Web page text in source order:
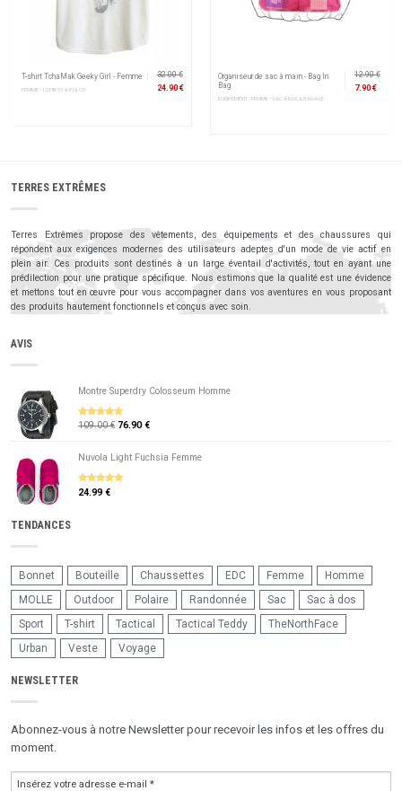
T-shirt TchaMak Geeky Girl - Femme
FEMME • T-SHIRTS & POLOS
32.00 €
24.90 €
Organiseur de sac à main - Bag In
Bag
EQUIPEMENT • FEMME • SAC À DOS & BAGAGE
12.90 €
7.90 €
TERRES EXTRÊMES
Terres Extrêmes propose des vêtements, des équipements et des chaussures qui
répondent aux exigences modernes des utilisateurs adeptes d'un mode de vie actif en
plein air. Ces produits sont destinés à un large éventail d'activités, tout en ayant une
prédilection pour une pratique spécifique. Nous estimons que la qualité est une évidence
et mettons tout en œuvre pour vous accompagner dans vos aventures en vous proposant
des produits hautement fonctionnels et conçus avec soin.
AVIS
Montre Superdry Colosseum Homme
5sur 5
109.00 € 76.90 €
Nuvola Light Fuchsia Femme
5sur 5
24.99 €
TENDANCES
Bonnet Bouteille Chaussettes EDC Femme
Homme
MOLLE
Outdoor Polaire Randonnée Sac
Sac à dos
Sport
T-shirt Tactical Tactical Teddy
TheNorthFace
Urban
Veste Voyage
NEWSLETTER
Abonnez-vous à notre Newsletter pour recevoir les infos et les offres du
moment.